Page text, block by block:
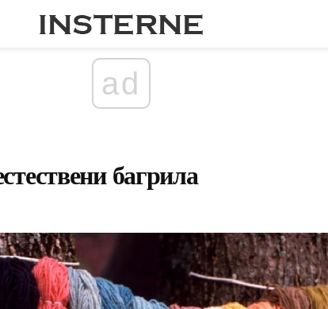
ad
багрила